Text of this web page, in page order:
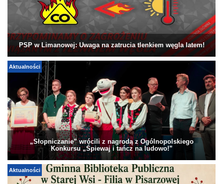
PSP w Limanowej: Uwaga na zatrucia tlenkiem węgla latem!
Aktualności
„Słopniczanie” wrócili z nagrodą z Ogólnopolskiego
Konkursu „Śpiewaj i tańcz na ludowo!”
Aktualności